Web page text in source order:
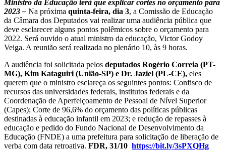
Ministro da Educação terá que explicar cortes no orçamento para
2023– Na próxima quinta-feira, dia 3, a Comissão de Educação
da Câmara dos Deputados vai realizar uma audiência pública que
deve esclarecer alguns pontos polêmicos sobre o orçamento para
2022. Será ouvido o atual ministro da educação, Victor Godoy
Veiga. A reunião será realizada no plenário 10, às 9 horas.
A audiência foi solicitada pelos deputados Rogério Correia (PT-
MG), Kim Kataguiri (União-SP) e Dr. Jaziel (PL-CE), eles
querem que o ministro esclareça os seguintes pontos: Confisco de
recursos das universidades federais, institutos federais e da
Coordenação de Aperfeiçoamento de Pessoal de Nível Superior
(Capes); Corte de 96,6% do orçamento das políticas públicas
destinadas à educação infantil em 2023; e redução de repasses à
educação e pedido do Fundo Nacional de Desenvolvimento da
Educação (FNDE) a uma prefeitura para solicitação de liberação de
verba com data retroativa. FDR, 31/10 https://bit.ly/3sPXQHg